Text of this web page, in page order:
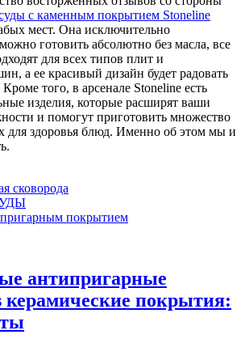
с каменным покрытием Stoneline
мест. Она исключительно
готовить абсолютно без масла, все
для всех типов плит и
а ее красивый дизайн будет радовать
того, в арсенале Stoneline есть
изделия, которые расширят ваши
и помогут приготовить множество
для здоровья блюд. Именно об этом мы и
сковорода
покрытием
антипригарные
покрытия: